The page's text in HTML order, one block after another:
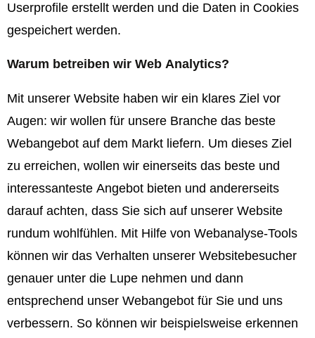
Userprofile erstellt werden und die Daten in Cookies
gespeichert werden.
Warum betreiben wir Web Analytics?
Mit unserer Website haben wir ein klares Ziel vor
Augen: wir wollen für unsere Branche das beste
Webangebot auf dem Markt liefern. Um dieses Ziel
zu erreichen, wollen wir einerseits das beste und
interessanteste Angebot bieten und andererseits
darauf achten, dass Sie sich auf unserer Website
rundum wohlfühlen. Mit Hilfe von Webanalyse-Tools
können wir das Verhalten unserer Websitebesucher
genauer unter die Lupe nehmen und dann
entsprechend unser Webangebot für Sie und uns
verbessern. So können wir beispielsweise erkennen